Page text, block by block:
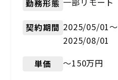
勤務形態
契約期間 2025/05/01〜
2025/08/01
単価 〜150万円